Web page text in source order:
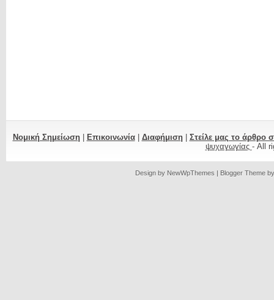
Νομική Σημείωση| Επικοινωνία| Διαφήμιση| Στείλε μας το άρθρο
ψυχαγωγίας - All
Design by NewWpThemes | Blogger Theme